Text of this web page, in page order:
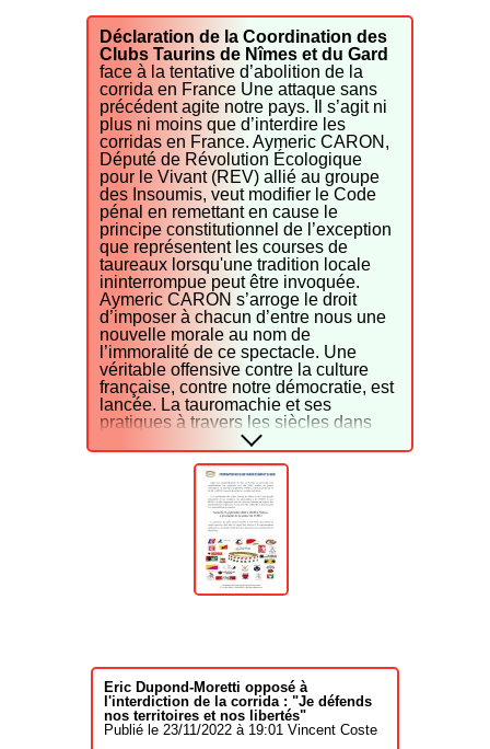
des élèves des écoles taurines et trouve des
aspects très favorables associés à cette forme
de formation et d’enseignement.
Pierre Vidal site CORRIDA SI
Déclaration de la Coordination des
Clubs Taurins de Nîmes et du Gard
face à la tentative d’abolition de la
corrida en France Une attaque sans
précédent agite notre pays. Il s’agit ni
plus ni moins que d’interdire les
corridas en France. Aymeric CARON,
Député de Révolution Écologique
pour le Vivant (REV) allié au groupe
des Insoumis, veut modifier le Code
pénal en remettant en cause le
principe constitutionnel de l’exception
que représentent les courses de
taureaux lorsqu'une tradition locale
ininterrompue peut être invoquée.
Aymeric CARON s’arroge le droit
d’imposer à chacun d’entre nous une
nouvelle morale au nom de
l’immoralité de ce spectacle. Une
véritable offensive contre la culture
française, contre notre démocratie, est
lancée. La tauromachie et ses
pratiques à travers les siècles dans
nos régions ont permis le
développement d’une véritable culture
régionale qui dans le respect de
chacun permet d’exprimer le vivre
ensemble, la convivialité, la fête, le
respect de la vie et de la mort. Cette
tauromachie a généré l’expression de
différentes formes d’art, la peinture,
l’écriture théâtrale et poétique, la
musique. La tauromachie par son
notre pays. Au nom de la démocratie et
des libertés individuelles, nous
demandons le respect de notre
diversité culturelle. Face à cette
situation, les 27 clubs taurins réunis au
Éric Dupond-Moretti opposé à
l'interdiction de la corrida : "Je défends
nos territoires et nos libertés"
Publié le 23/11/2022 à 19:01 Vincent Coste